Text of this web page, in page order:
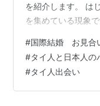
を紹介します。 は
を集めている現象
り越えながら、新
ます。本日は、国
人女性との出会い
げていきたいと思
#国際結婚 お見
#タイ人と日本人の
#タイ人出会い